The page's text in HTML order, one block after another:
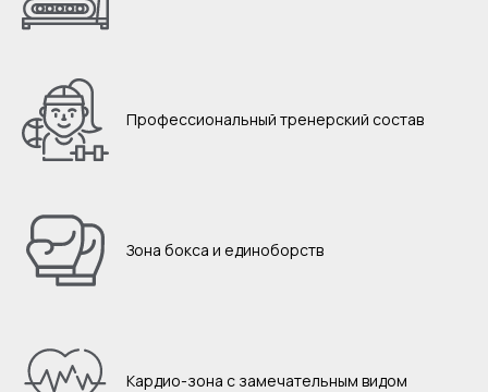
Профессиональный тренерский состав
Зона бокса и единоборств
Кардио-зона с замечательным видом